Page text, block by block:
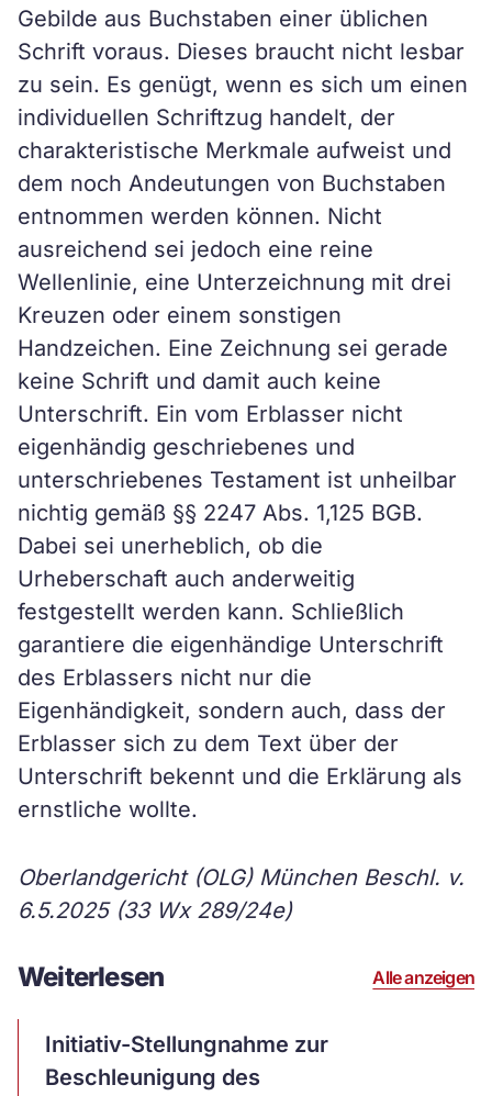
Gebilde aus Buchstaben einer üblichen
Schrift voraus. Dieses braucht nicht lesbar
zu sein. Es genügt, wenn es sich um einen
individuellen Schriftzug handelt, der
charakteristische Merkmale aufweist und
dem noch Andeutungen von Buchstaben
entnommen werden können. Nicht
ausreichend sei jedoch eine reine
Wellenlinie, eine Unterzeichnung mit drei
Kreuzen oder einem sonstigen
Handzeichen. Eine Zeichnung sei gerade
keine Schrift und damit auch keine
Unterschrift. Ein vom Erblasser nicht
eigenhändig geschriebenes und
unterschriebenes Testament ist unheilbar
nichtig gemäß §§ 2247 Abs. 1,125 BGB.
Dabei sei unerheblich, ob die
Urheberschaft auch anderweitig
festgestellt werden kann. Schließlich
garantiere die eigenhändige Unterschrift
des Erblassers nicht nur die
Eigenhändigkeit, sondern auch, dass der
Erblasser sich zu dem Text über der
Unterschrift bekennt und die Erklärung als
ernstliche wollte.
Oberlandgericht (OLG) München Beschl. v.
6.5.2025 (33 Wx 289/24e)
Weiterlesen Alle anzeigen
Initiativ-Stellungnahme zur
Beschleunigung des
Artikel
ansehen